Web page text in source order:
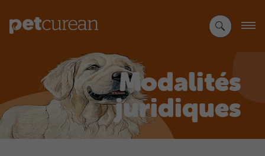
contenu
principal
Modalités
juridiques